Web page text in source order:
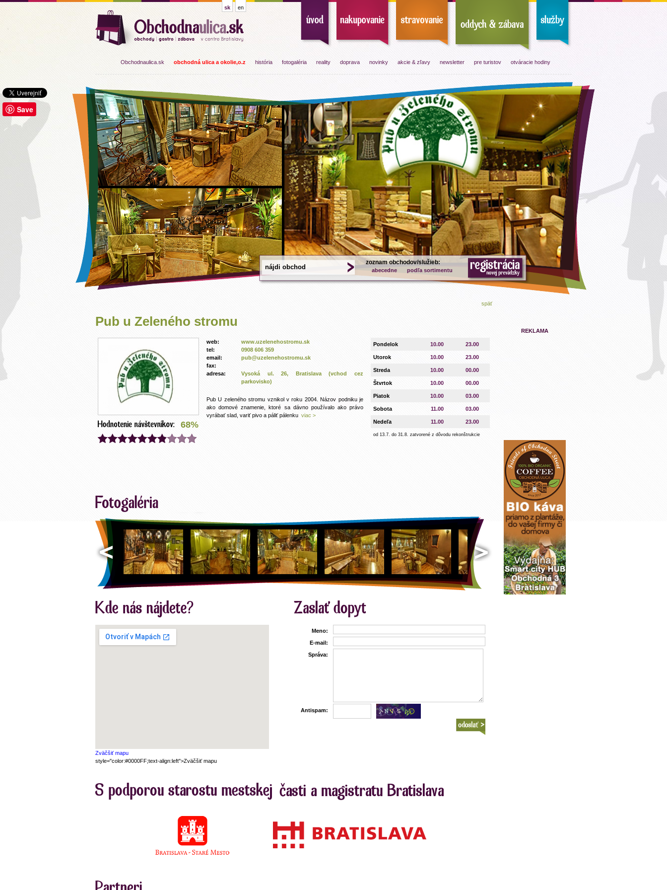
Save
sk en
Obchodnaulica.sk obchodná ulica a okolie,o.z história fotogaléria reality doprava novinky akcie & zľavy newsletter pre turistov otváracie hodiny
zoznam obchodov/služieb:
abecedne podľa sortimentu
späť
Pub u Zeleného stromu
68%
web:
www.uzelenehostromu.sk
tel:
0908 606 359
email:
pub@uzelenehostromu.sk
fax:
adresa:
Vysoká ul. 26, Bratislava (vchod cez
parkovisko)
Pub U zeleného stromu vznikol v roku 2004. Názov podniku je
ako domové znamenie, ktoré sa dávno používalo ako právo
vyrábať slad, variť pivo a páliť pálenku viac >
Pondelok 10.00 23.00
Utorok 10.00 23.00
Streda 10.00 00.00
Štvrtok 10.00 00.00
Piatok 10.00 03.00
Sobota 11.00 03.00
Nedeľa 11.00 23.00
od 13.7. do 31.8. zatvorené z dôvodu rekonštrukcie
Zväčšiť mapu
style="color:#0000FF;text-align:left">Zväčšiť mapu
Meno:
E-mail:
Správa:
Antispam:
REKLAMA